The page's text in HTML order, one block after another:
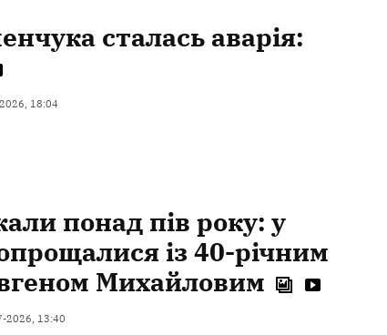
сталась аварія:
18:04
понад пів року: у
із 40-річним
Михайловим
2026, 13:40